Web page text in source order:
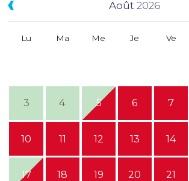
Août 2026
Lu Ma Me Je Ve
3 4 5 6 7
10 11 12 13 14
17 18 19 20 21